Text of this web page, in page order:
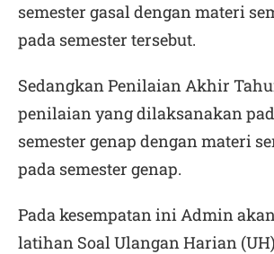
semester gasal dengan materi
pada semester tersebut.
Sedangkan Penilaian Akhir
penilaian yang dilaksanakan
semester genap dengan materi
pada semester genap.
Pada kesempatan ini Admin
latihan Soal Ulangan Harian